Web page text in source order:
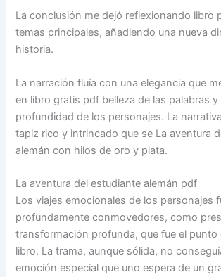
La conclusión me dejó reflexionando libro
temas principales, añadiendo una nueva
historia.
La narración fluía con una elegancia que
en libro gratis pdf belleza de las palabras y
profundidad de los personajes. La
tapiz rico y intrincado que se La aventura
alemán con hilos de oro y plata.
La aventura del estudiante alemán pdf
Los viajes emocionales de los personajes
profundamente conmovedores, como
transformación profunda, que fue el punto
libro. La trama, aunque sólida, no
emoción especial que uno espera de un